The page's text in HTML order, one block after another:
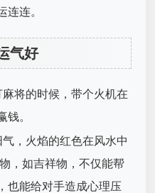
连连。
气好
将的时候，带个火机在
钱。
，火焰的红色在风水中
，如吉祥物，不仅能帮
也能给对手造成心理压